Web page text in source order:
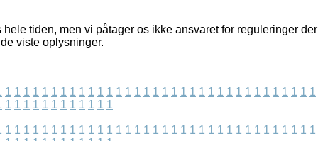
tiden, men vi påtager os ikke ansvaret for reguleringer der
viste oplysninger.
1 1 1 1 1 1 1 1 1 1 1 1 1 1 1 1 1 1 1 1 1 1 1 1 1 1 1 1 1 1 1 1 1 1
1 1 1 1 1 1 1 1 1 1 1 1
1 1 1 1 1 1 1 1 1 1 1 1 1 1 1 1 1 1 1 1 1 1 1 1 1 1 1 1 1 1 1 1 1 1